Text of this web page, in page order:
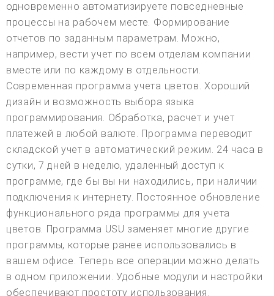
одновременно автоматизируете повседневные
процессы на рабочем месте. Формирование
отчетов по заданным параметрам. Можно,
например, вести учет по всем отделам компании
вместе или по каждому в отдельности.
Современная программа учета цветов. Хороший
дизайн и возможность выбора языка
программирования. Обработка, расчет и учет
платежей в любой валюте. Программа переводит
складской учет в автоматический режим. 24 часа в
сутки, 7 дней в неделю, удаленный доступ к
программе, где бы вы ни находились, при наличии
подключения к интернету. Постоянное обновление
функционального ряда программы для учета
цветов. Программа USU заменяет многие другие
программы, которые ранее использовались в
вашем офисе. Теперь все операции можно делать
в одном приложении. Удобные модули и настройки
обеспечивают простоту использования.